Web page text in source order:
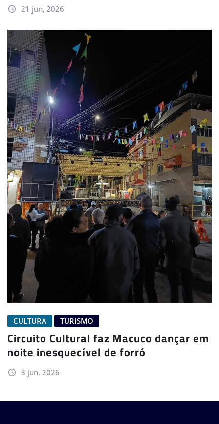
21 jun, 2026
CULTURA TURISMO
Circuito Cultural faz Macuco dançar em
noite inesquecível de forró
8 jun, 2026